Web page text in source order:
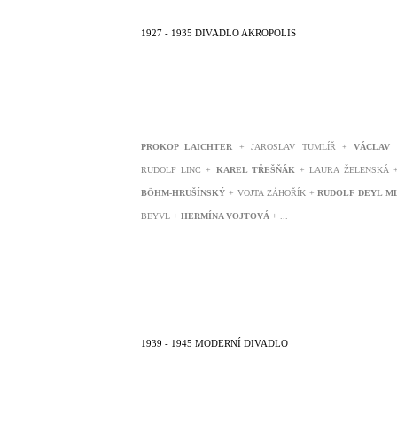
1927 - 1935 DIVADLO AKROPOLIS
PROKOP LAICHTER + JAROSLAV TUMLÍŘ +VÁCLAV
RUDOLF LINC + KAREL TŘEŠŇÁK + LAURA ŽELENSKÁ
BÖHM-HRUŠÍNSKÝ + VOJTA ZÁHOŘÍK +RUDOLF DEYL
BEYVL + HERMÍNA VOJTOVÁ + ...
1939 - 1945 MODERNÍ DIVADLO